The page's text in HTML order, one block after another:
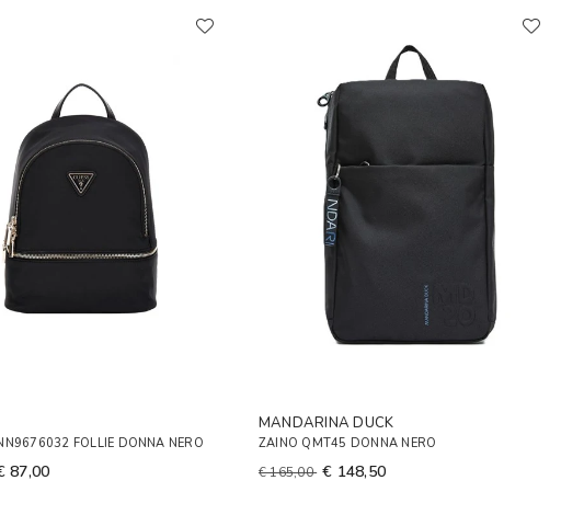
FOLLIE DONNA NERO
87,00
MANDARINA DUCK
ZAINO QMT45 DONNA NERO
€ 165,00 € 148,50